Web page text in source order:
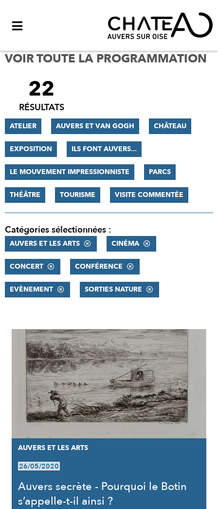
VOIR TOUTE LA PROGRAMMATION
FILTRER
RÉSULTATS
22
RÉSULTATS
ATELIER AUVERS ET VAN GOGH CHÂTEAU
EXPOSITION ILS FONT AUVERS...
LE MOUVEMENT IMPRESSIONNISTE PARCS
THÉÂTRE TOURISME VISITE COMMENTÉE
Catégories sélectionnées :
AUVERS ET LES ARTS CINÉMA
CONCERT CONFÉRENCE
EVÈNEMENT SORTIES NATURE
RÉSULTATS
AUVERS ET LES ARTS
26/05/2020
Auvers secrète - Pourquoi le Botin
s’appelle-t-il ainsi ?